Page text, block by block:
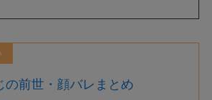
の前世・顔バレまとめ